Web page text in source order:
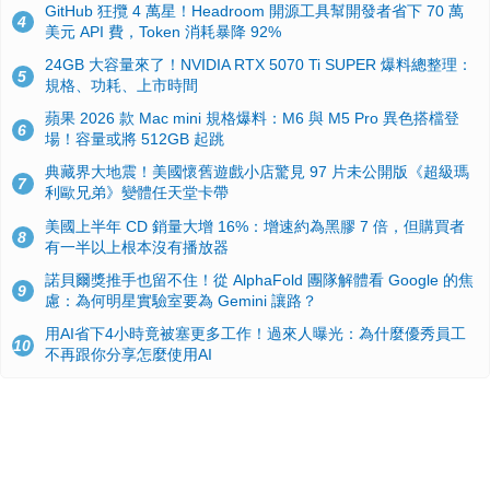
4
GitHub 狂攬 4 萬星！Headroom 開源工具幫開發者省下 70 萬
美元 API 費，Token 消耗暴降 92%
5
24GB 大容量來了！NVIDIA RTX 5070 Ti SUPER 爆料總整理：
規格、功耗、上市時間
6
蘋果 2026 款 Mac mini 規格爆料：M6 與 M5 Pro 異色搭檔登
場！容量或將 512GB 起跳
7
典藏界大地震！美國懷舊遊戲小店驚見 97 片未公開版《超級瑪
利歐兄弟》變體任天堂卡帶
8
美國上半年 CD 銷量大增 16%：增速約為黑膠 7 倍，但購買者
有一半以上根本沒有播放器
9
諾貝爾獎推手也留不住！從 AlphaFold 團隊解體看 Google 的焦
慮：為何明星實驗室要為 Gemini 讓路？
10
用AI省下4小時竟被塞更多工作！過來人曝光：為什麼優秀員工
不再跟你分享怎麼使用AI